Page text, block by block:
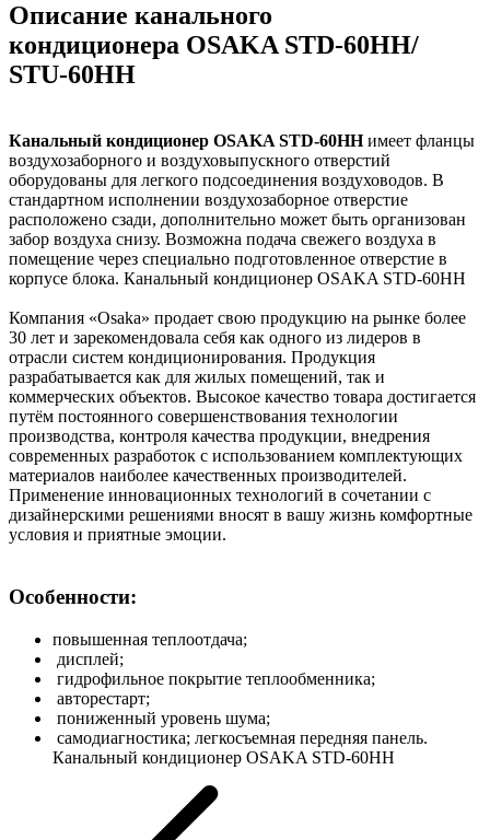
Описание канального
кондиционера OSAKA STD-60HH/
STU-60HH
Канальный кондиционер OSAKA STD-60HHимеет фланцы
воздухозаборного и воздуховыпускного отверстий
оборудованы для легкого подсоединения воздуховодов. В
стандартном исполнении воздухозаборное отверстие
расположено сзади, дополнительно может быть организован
забор воздуха снизу. Возможна подача свежего воздуха в
помещение через специально подготовленное отверстие в
корпусе блока. Канальный кондиционер OSAKA STD-60HH
Компания «Osaka» продает свою продукцию на рынке более
30 лет и зарекомендовала себя как одного из лидеров в
отрасли систем кондиционирования. Продукция
разрабатывается как для жилых помещений, так и
коммерческих объектов. Высокое качество товара достигается
путём постоянного совершенствования технологии
производства, контроля качества продукции, внедрения
современных разработок с использованием комплектующих
материалов наиболее качественных производителей.
Применение инновационных технологий в сочетании с
дизайнерскими решениями вносят в вашу жизнь комфортные
условия и приятные эмоции.
Особенности:
повышенная теплоотдача;
дисплей;
гидрофильное покрытие теплообменника;
авторестарт;
пониженный уровень шума;
самодиагностика; легкосъемная передняя панель.
Канальный кондиционер OSAKA STD-60HH